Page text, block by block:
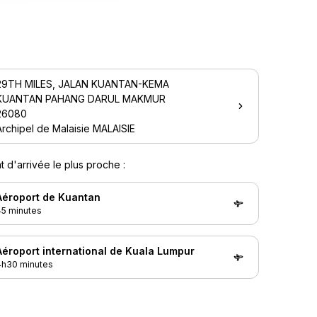
MILES, JALAN KUANTAN-KEMA
PAHANG DARUL MAKMUR
de Malaisie MALAISIE
d'arrivée le plus proche :
de Kuantan
minutes
international de Kuala Lumpur
minutes